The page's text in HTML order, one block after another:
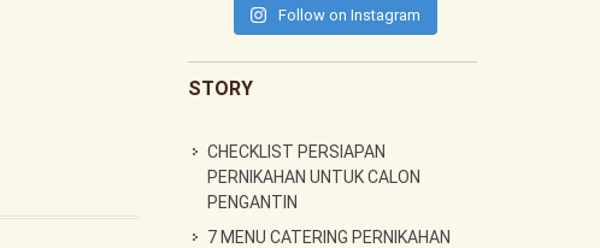
Follow on Instagram
STORY
CHECKLIST PERSIAPAN
PERNIKAHAN UNTUK CALON
PENGANTIN
7 MENU CATERING PERNIKAHAN